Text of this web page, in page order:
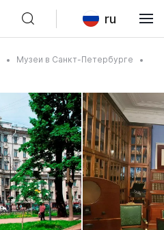
ru
Музеи в Санкт-Петербурге